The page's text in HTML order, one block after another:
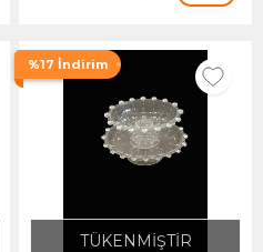
%17 İndirim
TÜKENMİŞTİR